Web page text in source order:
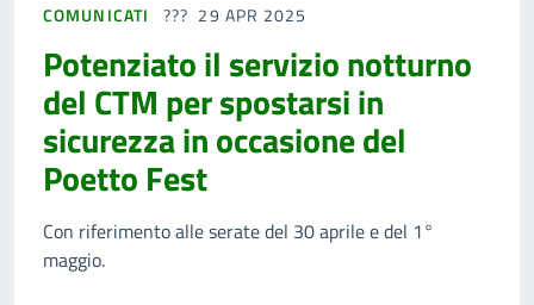
COMUNICATI 29 APR 2025
Potenziato il servizio notturno
del CTM per spostarsi in
sicurezza in occasione del
Poetto Fest
Con riferimento alle serate del 30 aprile e del 1°
maggio.